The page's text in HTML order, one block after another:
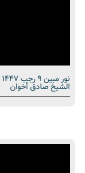
الشیخ صادق أخوان